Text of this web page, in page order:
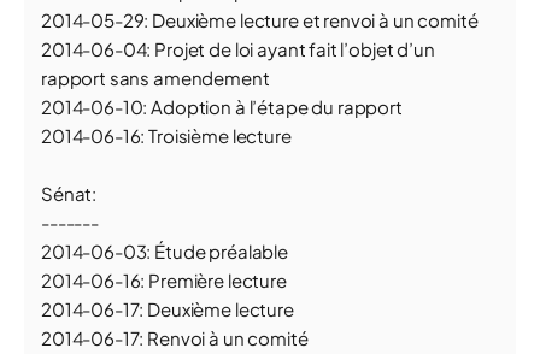
2014-05-29: Deuxième lecture et renvoi à un comité
2014-06-04: Projet de loi ayant fait l’objet d’un
rapport sans amendement
2014-06-10: Adoption à l’étape du rapport
2014-06-16: Troisième lecture
Sénat:
-------
2014-06-03: Étude préalable
2014-06-16: Première lecture
2014-06-17: Deuxième lecture
2014-06-17: Renvoi à un comité